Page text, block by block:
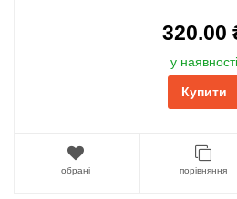
320.00
у наявності
Купити
обрані порівняння